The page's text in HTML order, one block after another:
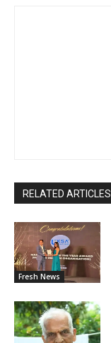
RELATED ARTICLES
Fresh News